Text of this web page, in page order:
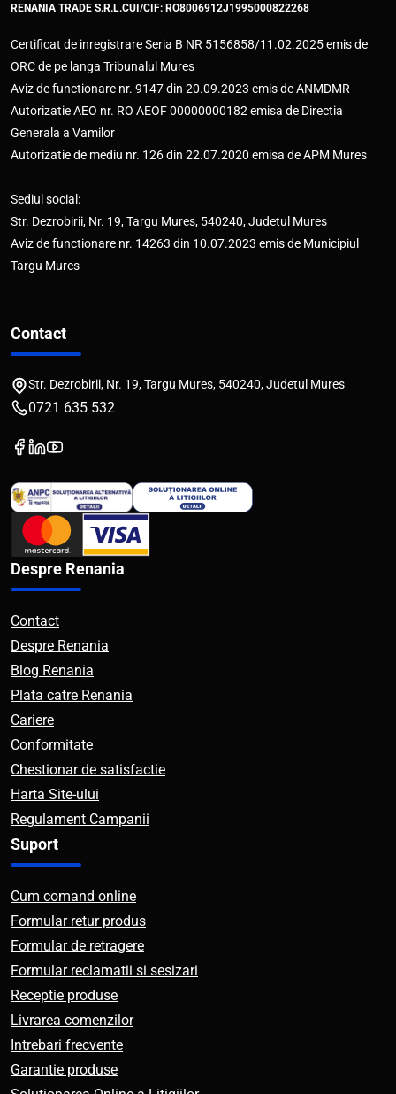
RENANIA TRADE S.R.L.CUI/CIF: RO8006912J1995000822268
Certificat de inregistrare Seria B NR 5156858/11.02.2025 emis de
ORC de pe langa Tribunalul Mures
Aviz de functionare nr. 9147 din 20.09.2023 emis de ANMDMR
Autorizatie AEO nr. RO AEOF 00000000182 emisa de Directia
Generala a Vamilor
Autorizatie de mediu nr. 126 din 22.07.2020 emisa de APM Mures
Sediul social:
Str. Dezrobirii, Nr. 19, Targu Mures, 540240, Judetul Mures
Aviz de functionare nr. 14263 din 10.07.2023 emis de Municipiul
Targu Mures
Contact
Str. Dezrobirii, Nr. 19, Targu Mures, 540240, Judetul Mures
0721 635 532
Despre Renania
Contact
Despre Renania
Blog Renania
Plata catre Renania
Cariere
Conformitate
Chestionar de satisfactie
Harta Site-ului
Regulament Campanii
Suport
Cum comand online
Formular retur produs
Formular de retragere
Formular reclamatii si sesizari
Receptie produse
Livrarea comenzilor
Intrebari frecvente
Garantie produse